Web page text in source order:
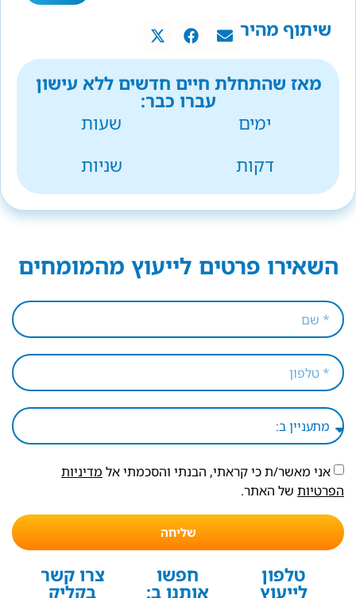
שיתוף מהיר
מאז שהתחלת חיים חדשים ללא עישון
עברו כבר:
ימים
שעות
דקות
שניות
השאירו פרטים לייעוץ מהמומחים
אני מאשר/ת כי קראתי, הבנתי והסכמתי אל מדיניות
הפרטיות של האתר.
שליחה
טלפון
לייעוץ
חפשו
אותנו ב:
צרו קשר
בקליק